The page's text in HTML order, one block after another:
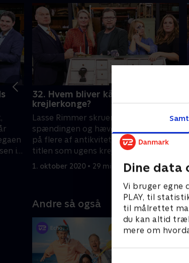
Dine data
Vi bruger egne
PLAY, til
til målrettet
du kan altid
mere om
i
32. Hvem bliver kåret til
krejlerkonge?
Lasse Rimmer skruer op for
spændingen og hæver prisniveauet
på flere af antikviteterne. Hvem tager
titlen som ugens krejlerkonge?
1. oktober 2020 • 29 min
Andre så også